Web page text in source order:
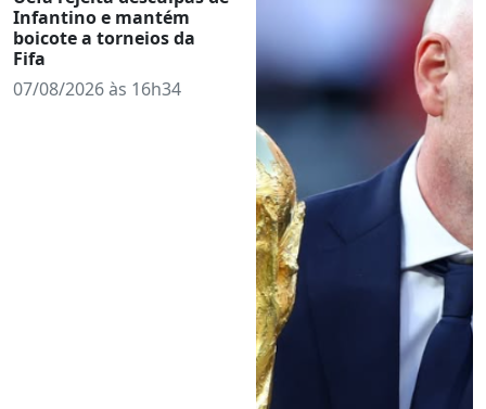
Infantino e mantém
boicote a torneios da
Fifa
07/08/2026 às 16h34